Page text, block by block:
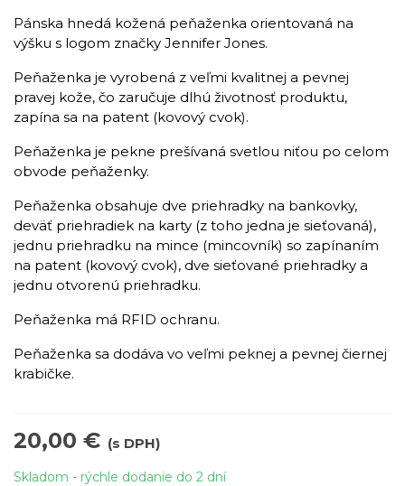
Pánska hnedá kožená peňaženka orientovaná na
výšku s logom značky Jennifer Jones.
Peňaženka je vyrobená z veľmi kvalitnej a pevnej
pravej kože, čo zaručuje dlhú životnosť produktu,
zapína sa na patent (kovový cvok).
Peňaženka je pekne prešívaná svetlou niťou po celom
obvode peňaženky.
Peňaženka obsahuje dve priehradky na bankovky,
deväť priehradiek na karty (z toho jedna je sieťovaná),
jednu priehradku na mince (mincovník) so zapínaním
na patent (kovový cvok), dve sieťované priehradky a
jednu otvorenú priehradku.
Peňaženka má RFID ochranu.
Peňaženka sa dodáva vo veľmi peknej a pevnej čiernej
krabičke.
20,00 € (s DPH)
Skladom - rýchle dodanie do 2 dní